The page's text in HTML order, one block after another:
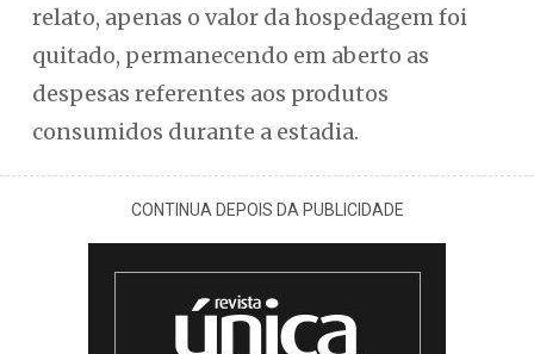
relato, apenas o valor da hospedagem foi
quitado, permanecendo em aberto as
despesas referentes aos produtos
consumidos durante a estadia.
CONTINUA DEPOIS DA PUBLICIDADE